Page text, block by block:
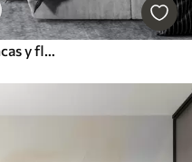
Suaves y esponjosas plumas blancas y flores secas sobre un fondo neutro beige pastel